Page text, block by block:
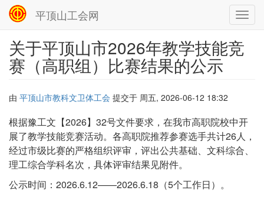
平顶山工会网
关于平顶山市2026年教学技能竞
赛（高职组）比赛结果的公示
由 平顶山市教科文卫体工会 提交于 周五, 2026-06-12 18:32
根据豫工文【2026】32号文件要求，在我市高职院校中开
展了教学技能竞赛活动。各高职院推荐参赛选手共计26人，
经过市级比赛的严格组织评审，评出公共基础、文科综合、
理工综合学科名次，具体评审结果见附件。
公示时间：2026.6.12——2026.6.18（5个工作日）。